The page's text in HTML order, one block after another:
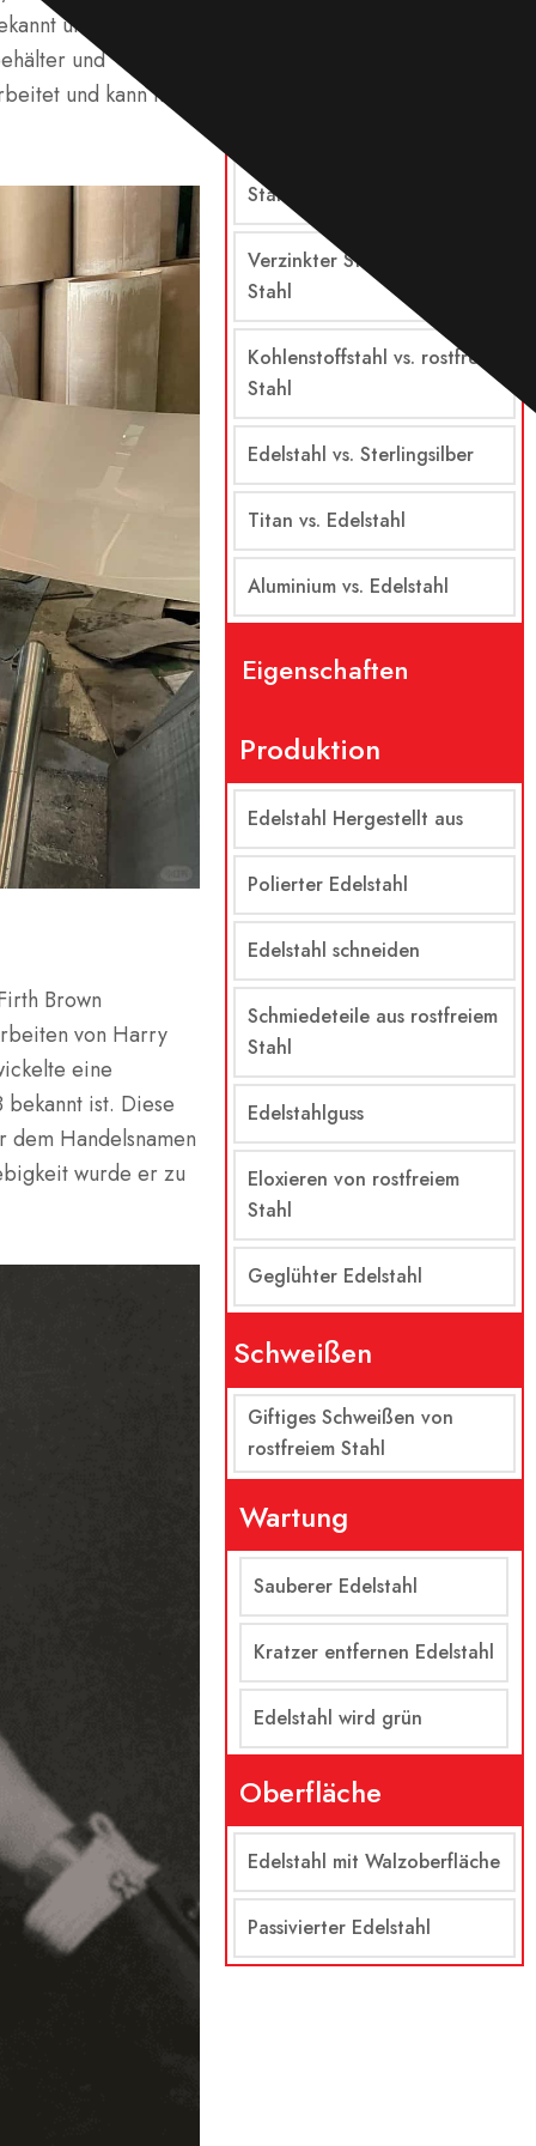
und ist nicht
und
und kann nicht
Brown
von Harry
eine
ist. Diese
Handelsnamen
wurde er zu
Stahl
Verzinkter Stahl vs. rostfreier
Stahl
Kohlenstoffstahl vs. rostfreier
Stahl
Edelstahl vs. Sterlingsilber
Titan vs. Edelstahl
Aluminium vs. Edelstahl
Eigenschaften
Produktion
Edelstahl Hergestellt aus
Polierter Edelstahl
Edelstahl schneiden
Schmiedeteile aus rostfreiem
Stahl
Edelstahlguss
Eloxieren von rostfreiem
Stahl
Geglühter Edelstahl
Schweißen
Giftiges Schweißen von
rostfreiem Stahl
Wartung
Sauberer Edelstahl
Kratzer entfernen Edelstahl
Edelstahl wird grün
Oberfläche
Edelstahl mit Walzoberfläche
Passivierter Edelstahl